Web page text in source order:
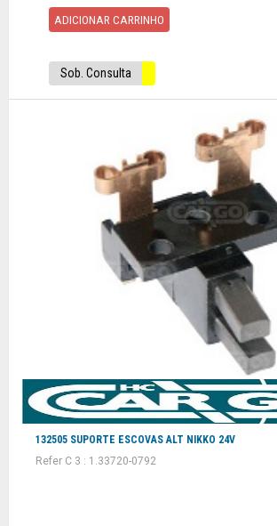
ADICIONAR CARRINHO
Sob. Consulta
132505 SUPORTE ESCOVAS ALT NIKKO 24V
Refer C 3 : 1.33720-0792